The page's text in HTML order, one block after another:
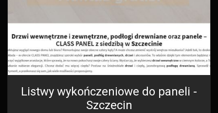
Listwy wykończeniowe do paneli -
Szczecin